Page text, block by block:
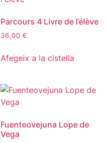
Parcours 4 Livre de l’élève
36,00 €
Afegeix a la cistella
Fuenteovejuna Lope de
Vega